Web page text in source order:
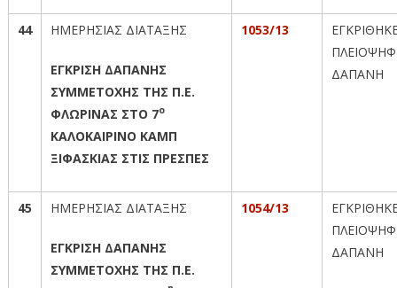
44 ΗΜΕΡΗΣΙΑΣ ΔΙΑΤΑΞΗΣ
ΕΓΚΡΙΣΗ ΔΑΠΑΝΗΣ
ΣΥΜΜΕΤΟΧΗΣ ΤΗΣ Π.Ε.
ΦΛΩΡΙΝΑΣ ΣΤΟ 7ο
ΚΑΛΟΚΑΙΡΙΝΟ ΚΑΜΠ
ΞΙΦΑΣΚΙΑΣ ΣΤΙΣ ΠΡΕΣΠΕΣ
1053/13
ΔΑΠΑΝΗ
45 ΗΜΕΡΗΣΙΑΣ ΔΙΑΤΑΞΗΣ
ΕΓΚΡΙΣΗ ΔΑΠΑΝΗΣ
ΣΥΜΜΕΤΟΧΗΣ ΤΗΣ Π.Ε.
1054/13
ΔΑΠΑΝΗ